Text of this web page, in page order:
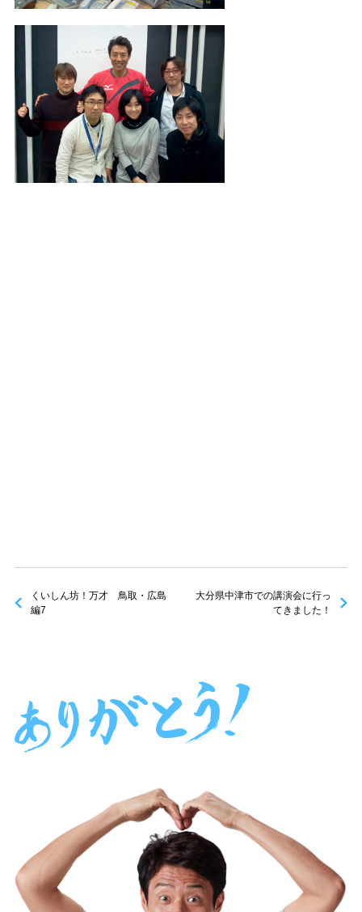
くいしん坊！万才 鳥取・広島
編7
大分県中津市での講演会に行っ
てきました！